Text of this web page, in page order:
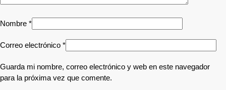
Nombre *
Correo electrónico *
Guarda mi nombre, correo electrónico y web en este navegador
para la próxima vez que comente.